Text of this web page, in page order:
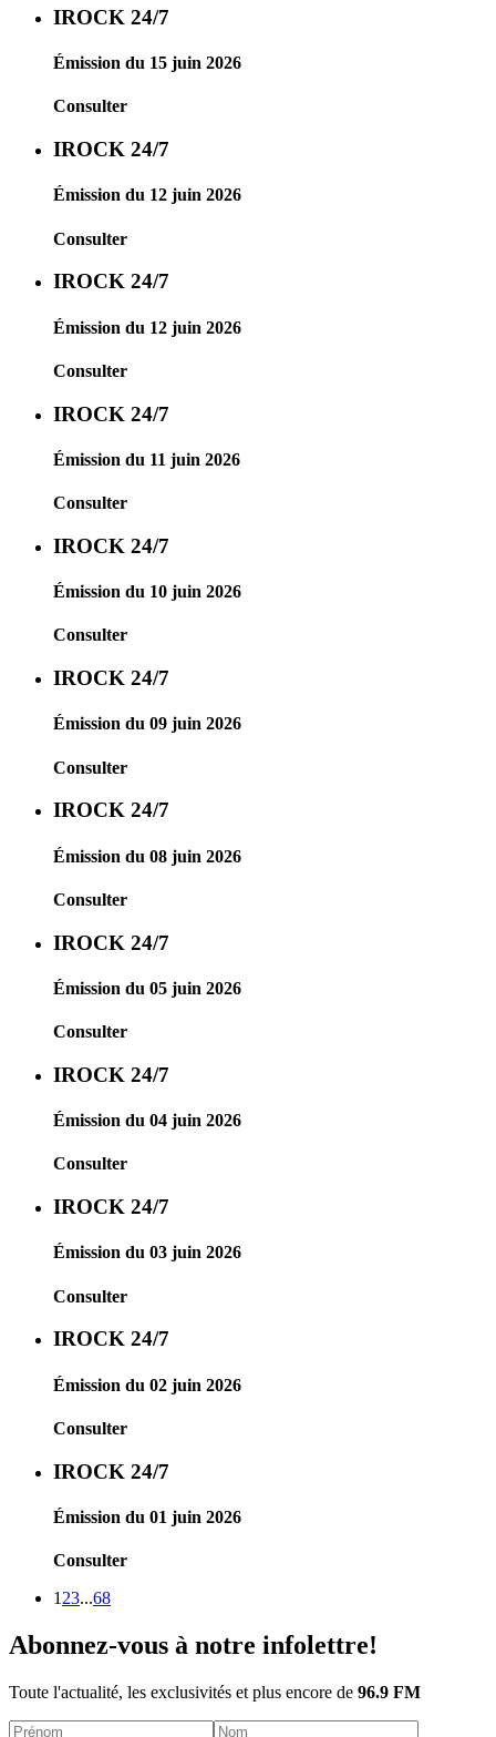
IROCK 24/7
Émission du 15 juin 2026
Consulter
IROCK 24/7
Émission du 12 juin 2026
Consulter
IROCK 24/7
Émission du 12 juin 2026
Consulter
IROCK 24/7
Émission du 11 juin 2026
Consulter
IROCK 24/7
Émission du 10 juin 2026
Consulter
IROCK 24/7
Émission du 09 juin 2026
Consulter
IROCK 24/7
Émission du 08 juin 2026
Consulter
IROCK 24/7
Émission du 05 juin 2026
Consulter
IROCK 24/7
Émission du 04 juin 2026
Consulter
IROCK 24/7
Émission du 03 juin 2026
Consulter
IROCK 24/7
Émission du 02 juin 2026
Consulter
IROCK 24/7
Émission du 01 juin 2026
Consulter
1 23...68
Abonnez-vous à notre infolettre!
Toute l'actualité, les exclusivités et plus encore de 96.9 FM